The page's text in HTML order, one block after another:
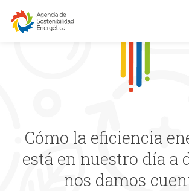
Cómo la eficiencia
está en nuestro día a
nos damos